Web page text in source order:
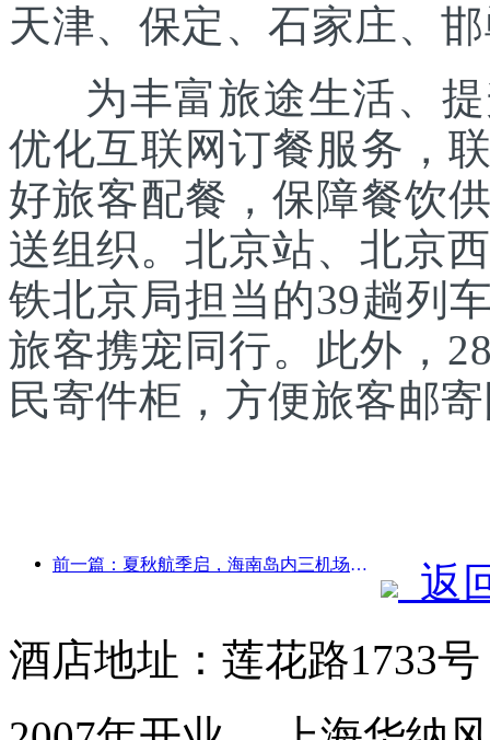
天津、保定、石家庄、
为丰富旅途生活、提
优化互联网订餐服务，
好旅客配餐，保障餐饮
送组织。北京站、北京
铁北京局担当的39趟列
旅客携宠同行。此外，
民寄件柜，方便旅客邮
前一篇：夏秋航季启，海南岛内三机场新增41个通航点
返
酒店地址：莲花路1733